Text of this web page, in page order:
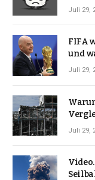
Juli 29,
FIFA
und
Juli 29,
Juli 29,